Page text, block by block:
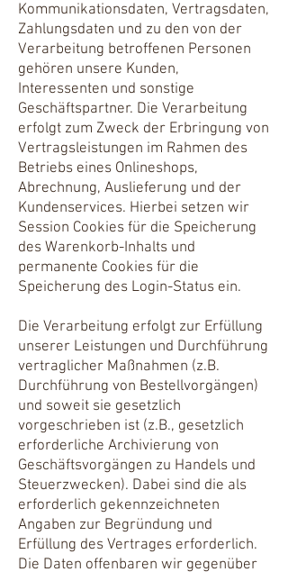
Kommunikationsdaten, Vertragsdaten,
Zahlungsdaten und zu den von der
Verarbeitung betroffenen Personen
gehören unsere Kunden,
Interessenten und sonstige
Geschäftspartner. Die Verarbeitung
erfolgt zum Zweck der Erbringung von
Vertragsleistungen im Rahmen des
Betriebs eines Onlineshops,
Abrechnung, Auslieferung und der
Kundenservices. Hierbei setzen wir
Session Cookies für die Speicherung
des Warenkorb-Inhalts und
permanente Cookies für die
Speicherung des Login-Status ein.
Die Verarbeitung erfolgt zur Erfüllung
unserer Leistungen und Durchführung
vertraglicher Maßnahmen (z.B.
Durchführung von Bestellvorgängen)
und soweit sie gesetzlich
vorgeschrieben ist (z.B., gesetzlich
erforderliche Archivierung von
Geschäftsvorgängen zu Handels und
Steuerzwecken). Dabei sind die als
erforderlich gekennzeichneten
Angaben zur Begründung und
Erfüllung des Vertrages erforderlich.
Die Daten offenbaren wir gegenüber